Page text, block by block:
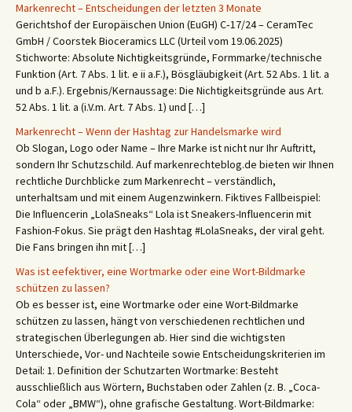
Markenrecht – Entscheidungen der letzten 3 Monate
Gerichtshof der Europäischen Union (EuGH) C‑17/24 – CeramTec
GmbH / Coorstek Bioceramics LLC (Urteil vom 19.06.2025)
Stichworte: Absolute Nichtigkeitsgründe, Formmarke/technische
Funktion (Art. 7 Abs. 1 lit. e ii a.F.), Bösgläubigkeit (Art. 52 Abs. 1 lit. a
und b a.F.). Ergebnis/Kernaussage: Die Nichtigkeitsgründe aus Art.
52 Abs. 1 lit. a (i.V.m. Art. 7 Abs. 1) und […]
Markenrecht – Wenn der Hashtag zur Handelsmarke wird
Ob Slogan, Logo oder Name – Ihre Marke ist nicht nur Ihr Auftritt,
sondern Ihr Schutzschild. Auf markenrechteblog.de bieten wir Ihnen
rechtliche Durchblicke zum Markenrecht – verständlich,
unterhaltsam und mit einem Augenzwinkern. Fiktives Fallbeispiel:
Die Influencerin „LolaSneaks“ Lola ist Sneakers-Influencerin mit
Fashion-Fokus. Sie prägt den Hashtag #LolaSneaks, der viral geht.
Die Fans bringen ihn mit […]
Was ist eefektiver, eine Wortmarke oder eine Wort-Bildmarke
schützen zu lassen?
Ob es besser ist, eine Wortmarke oder eine Wort-Bildmarke
schützen zu lassen, hängt von verschiedenen rechtlichen und
strategischen Überlegungen ab. Hier sind die wichtigsten
Unterschiede, Vor- und Nachteile sowie Entscheidungskriterien im
Detail: 1. Definition der Schutzarten Wortmarke: Besteht
ausschließlich aus Wörtern, Buchstaben oder Zahlen (z. B. „Coca-
Cola“ oder „BMW“), ohne grafische Gestaltung. Wort-Bildmarke: